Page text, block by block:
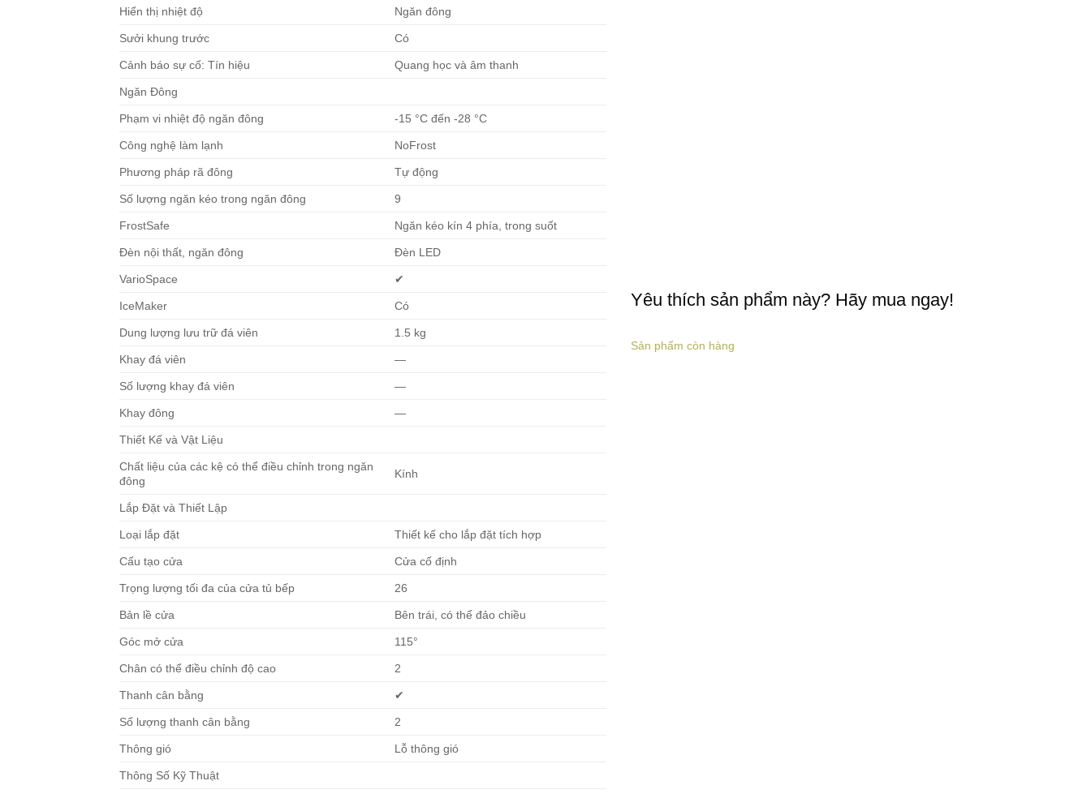
Hiển thị nhiệt độ Ngăn đông
Sưởi khung trước Có
Cảnh báo sự cố: Tín hiệu Quang học và âm thanh
Ngăn Đông
Phạm vi nhiệt độ ngăn đông -15 °C đến -28 °C
Công nghệ làm lạnh NoFrost
Phương pháp rã đông Tự động
Số lượng ngăn kéo trong ngăn đông 9
FrostSafe Ngăn kéo kín 4 phía, trong suốt
Đèn nội thất, ngăn đông Đèn LED
VarioSpace ✔
IceMaker Có
Dung lượng lưu trữ đá viên 1.5 kg
Khay đá viên —
Số lượng khay đá viên —
Khay đông —
Thiết Kế và Vật Liệu
Chất liệu của các kệ có thể điều chỉnh trong ngăn
đông
Kính
Lắp Đặt và Thiết Lập
Loại lắp đặt Thiết kế cho lắp đặt tích hợp
Cấu tạo cửa Cửa cố định
Trọng lượng tối đa của cửa tủ bếp 26
Bản lề cửa Bên trái, có thể đảo chiều
Góc mở cửa 115°
Chân có thể điều chỉnh độ cao 2
Thanh cân bằng ✔
Số lượng thanh cân bằng 2
Thông gió Lỗ thông gió
Thông Số Kỹ Thuật
Yêu thích sản phẩm này? Hãy mua ngay!
Sản phẩm còn hàng